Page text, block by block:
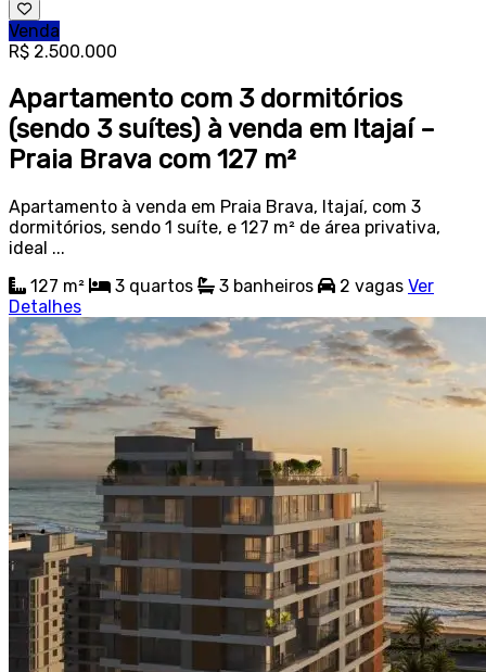
Venda
R$ 2.500.000
Apartamento com 3 dormitórios
(sendo 3 suítes) à venda em Itajaí –
Praia Brava com 127 m²
Apartamento à venda em Praia Brava, Itajaí, com 3
dormitórios, sendo 1 suíte, e 127 m² de área privativa,
ideal ...
127 m²
3 quartos 3 banheiros 2 vagas Ver
Detalhes